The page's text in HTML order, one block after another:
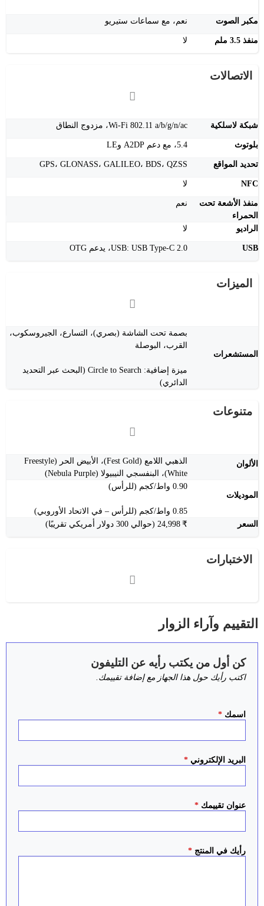
مكبر الصوت نعم، مع سماعات ستيريو
منفذ 3.5 ملم لا
الاتصالات
شبكة لاسلكية Wi-Fi 802.11 a/b/g/n/ac، مزدوج النطاق
بلوتوث 5.4، مع دعم A2DP وLE
تحديد المواقع GPS، GLONASS، GALILEO، BDS، QZSS
NFC لا
منفذ الأشعة تحت
الحمراء
نعم
الراديو لا
USB USB: USB Type-C 2.0، يدعم OTG
الميزات
المستشعرات
بصمة تحت الشاشة (بصري)، التسارع، الجيروسكوب،
القرب، البوصلة
ميزة إضافية: Circle to Search (البحث عبر التحديد
الدائري)
متنوعات
الألوان
الذهبي اللامع (Fest Gold)، الأبيض الحر (Freestyle
White)، البنفسجي النيبيولا (Nebula Purple)
الموديلات
0.90 واط/كجم (للرأس)
0.85 واط/كجم (للرأس – في الاتحاد الأوروبي)
السعر
₹ 24,998 (حوالي 300 دولار أمريكي تقريبًا)
الاختبارات
التقييم وآراء الزوار
كن أول من يكتب رأيه عن التليفون
اكتب رأيك حول هذا الجهاز مع إضافة تقييمك.
اسمك *
البريد الإلكتروني *
عنوان تقييمك *
رأيك في المنتج *